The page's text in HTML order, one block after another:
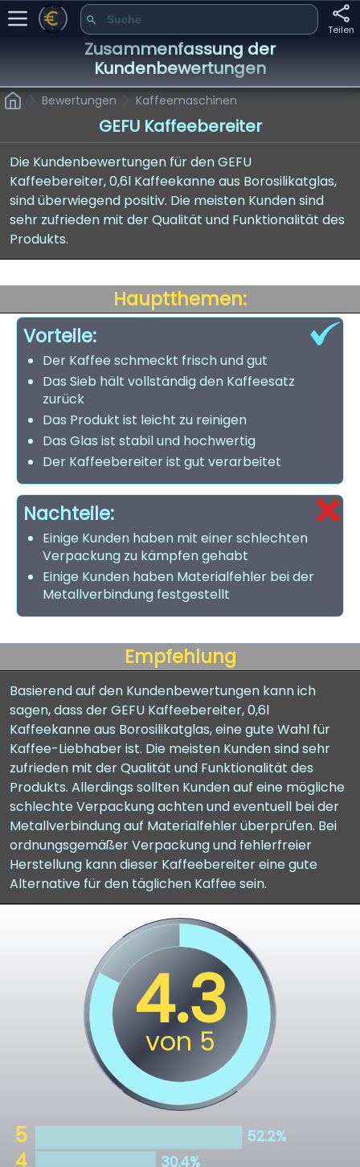
Teilen
Zusammenfassung der
Kundenbewertungen
Bewertungen Kaffeemaschinen
GEFU Kaffeebereiter
Die Kundenbewertungen für den GEFU
Kaffeebereiter, 0,6l Kaffeekanne aus Borosilikatglas,
sind überwiegend positiv. Die meisten Kunden sind
sehr zufrieden mit der Qualität und Funktionalität des
Produkts.
Hauptthemen:
Vorteile:
Der Kaffee schmeckt frisch und gut
Das Sieb hält vollständig den Kaffeesatz
zurück
Das Produkt ist leicht zu reinigen
Das Glas ist stabil und hochwertig
Der Kaffeebereiter ist gut verarbeitet
Nachteile:
Einige Kunden haben mit einer schlechten
Verpackung zu kämpfen gehabt
Einige Kunden haben Materialfehler bei der
Metallverbindung festgestellt
Empfehlung
Basierend auf den Kundenbewertungen kann ich
sagen, dass der GEFU Kaffeebereiter, 0,6l
Kaffeekanne aus Borosilikatglas, eine gute Wahl für
Kaffee-Liebhaber ist. Die meisten Kunden sind sehr
zufrieden mit der Qualität und Funktionalität des
Produkts. Allerdings sollten Kunden auf eine mögliche
schlechte Verpackung achten und eventuell bei der
Metallverbindung auf Materialfehler überprüfen. Bei
ordnungsgemäßer Verpackung und fehlerfreier
Herstellung kann dieser Kaffeebereiter eine gute
Alternative für den täglichen Kaffee sein.